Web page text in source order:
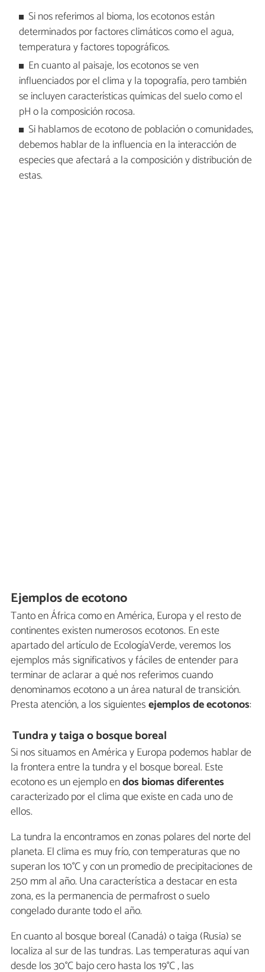
Si nos referimos al bioma, los ecotonos están
determinados por factores climáticos como el agua,
temperatura y factores topográficos.
En cuanto al paisaje, los ecotonos se ven
influenciados por el clima y la topografía, pero también
se incluyen características químicas del suelo como el
pH o la composición rocosa.
Si hablamos de ecotono de población o comunidades,
debemos hablar de la influencia en la interacción de
especies que afectará a la composición y distribución de
estas.
Ejemplos de ecotono
Tanto en África como en América, Europa y el resto de
continentes existen numerosos ecotonos. En este
apartado del artículo de EcologíaVerde, veremos los
ejemplos más significativos y fáciles de entender para
terminar de aclarar a qué nos referimos cuando
denominamos ecotono a un área natural de transición.
Presta atención, a los siguientesejemplos de ecotonos:
Tundra y taiga o bosque boreal
Si nos situamos en América y Europa podemos hablar de
la frontera entre la tundra y el bosque boreal. Este
ecotono es un ejemplo endos biomas diferentes
caracterizado por el clima que existe en cada uno de
ellos.
La tundra la encontramos en zonas polares del norte del
planeta. El clima es muy frío, con temperaturas que no
superan los 10°C y con un promedio de precipitaciones de
250 mm al año. Una característica a destacar en esta
zona, es la permanencia de permafrost o suelo
congelado durante todo el año.
En cuanto al bosque boreal (Canadá) o taiga (Rusia) se
localiza al sur de las tundras. Las temperaturas aquí van
desde los 30°C bajo cero hasta los 19°C , las